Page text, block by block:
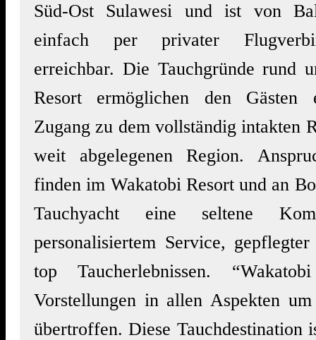
Süd-Ost Sulawesi und ist von
einfach per privater
erreichbar. Die Tauchgründe rund
Resort ermöglichen den Gästen
Zugang zu dem vollständig intakten
weit abgelegenen Region.
finden im Wakatobi Resort und an
Tauchyacht eine seltene
personalisiertem Service,
top Taucherlebnissen.
Vorstellungen in allen Aspekten
übertroffen. Diese Tauchdestination